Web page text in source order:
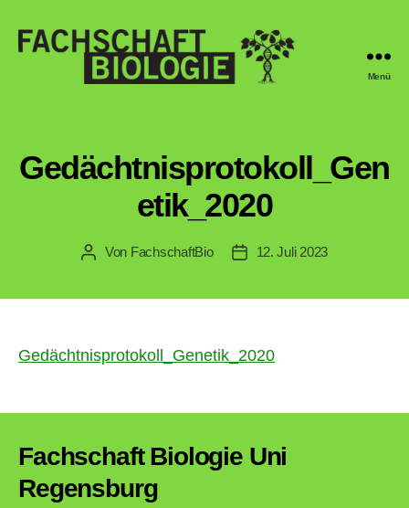
Menü
Gedächtnisprotokoll_Gen
etik_2020
Beitragsautor
Von FachschaftBio Veröffentlichungsdatum
12. Juli 2023
Gedächtnisprotokoll_Genetik_2020
Fachschaft Biologie Uni
Regensburg